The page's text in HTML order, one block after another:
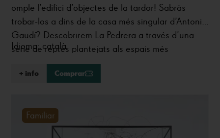
omple l’edifici d’objectes de la tardor! Sabràs
trobar-los a dins de la casa més singular d’Antoni
Gaudí? Descobrirem La Pedrera a través d’una
sèrie de reptes plantejats als espais més
emblemàtics de l’edifici.
Idioma: català
+ info Comprar
Familiar